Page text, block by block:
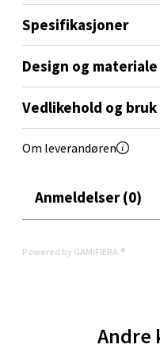
Spesifikasjoner
Design og materiale
Vedlikehold og bruk
Om leverandøren
Anmeldelser (0)
Powered by GAMIFIERA.®
Andre
0 i butikk
Orkanger -
Orkanger